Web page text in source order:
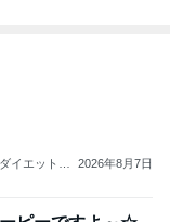
号付録SNOOPY
ら這いあが
2026年8月7日
える？ホームセン